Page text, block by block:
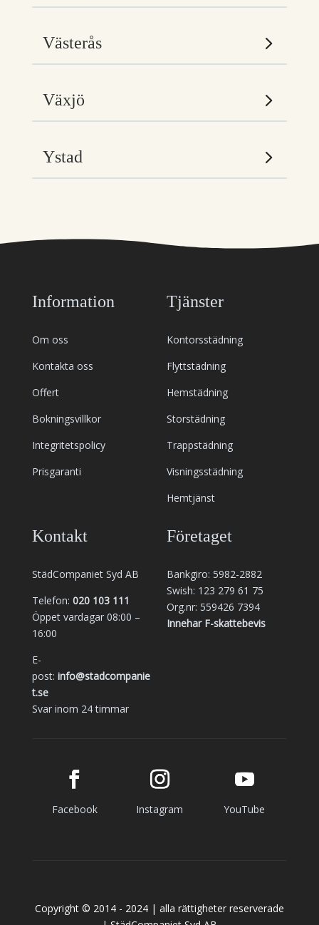
Västerås
Växjö
Ystad
Information
Om oss
Kontakta oss
Offert
Bokningsvillkor
Integritetspolicy
Prisgaranti
Tjänster
Kontorsstädning
Flyttstädning
Hemstädning
Storstädning
Trappstädning
Visningsstädning
Hemtjänst
Kontakt
StädCompaniet Syd AB
Telefon: 020 103 111
Öppet vardagar 08:00 –
16:00
E-
post: info@stadcompanie
t.se
Svar inom 24 timmar
Företaget
Bankgiro: 5982-2882
Swish: 123 279 61 75
Org.nr: 559426 7394
Innehar F-skattebevis
Facebook Instagram YouTube
Copyright © 2014 - 2024 | alla rättigheter reserverade